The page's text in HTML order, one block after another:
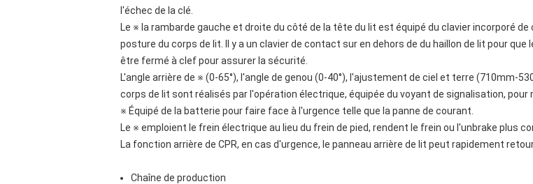
l'échec de la clé.
Le ※ la rambarde gauche et droite du côté de la tête du lit est équipé du clavier incorporé
posture du corps de lit. Il y a un clavier de contact sur en dehors de du haillon de lit pour
être fermé à clef pour assurer la sécurité.
L'angle arrière de ※ (0-65°), l'angle de genou (0-40°), l'ajustement de ciel et terre (710mm-
corps de lit sont réalisés par l'opération électrique, équipée du voyant de signalisation,
※ Équipé de la batterie pour faire face à l'urgence telle que la panne de courant.
Le ※ emploient le frein électrique au lieu du frein de pied, rendent le frein ou l'unbrake plus
La fonction arrière de CPR, en cas d'urgence, le panneau arrière de lit peut rapidement
Chaîne de production